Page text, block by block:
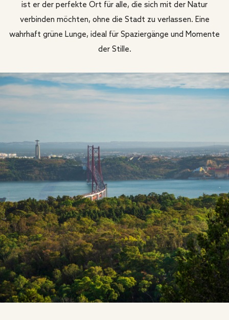
ist er der perfekte Ort für alle, die sich mit der Natur
verbinden möchten, ohne die Stadt zu verlassen. Eine
wahrhaft grüne Lunge, ideal für Spaziergänge und Momente
der Stille.